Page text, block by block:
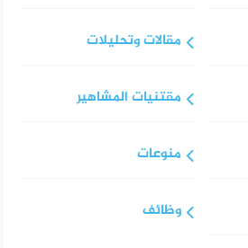
مقالات وتحليلات
مقتنيات المشاهير
منوعات
وظائف